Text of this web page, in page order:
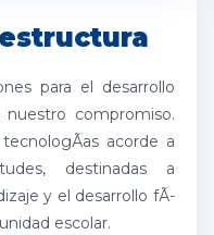
para el desarrollo
compromiso.
acorde a
destinadas a
y el desarrollo fÃ­
escolar.